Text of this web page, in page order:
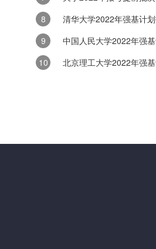
生网涵盖最新中专、技校、大专、专科各
信息，帮助同学想要读职校、中职、职中
技术学校
技术学校简介 遵义市职业技术学校，
清华大学2022年强基计
中国人民大学2022年强
北京理工大学2022年强